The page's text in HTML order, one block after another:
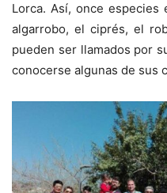
Lorca. Así, once
algarrobo, el ciprés, el
pueden ser llamados por
conocerse algunas de sus